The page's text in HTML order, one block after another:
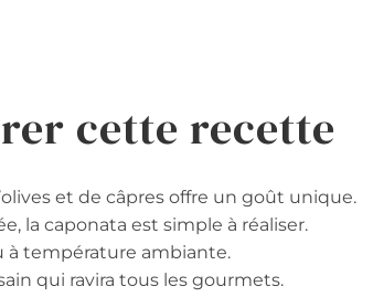
cette recette
et de câpres offre un goût unique.
la caponata est simple à réaliser.
à température ambiante.
qui ravira tous les gourmets.